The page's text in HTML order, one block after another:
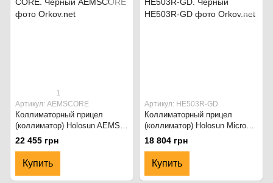
1
Артикул: AEMSCORE
Коллиматорный прицел
(коллиматор) Holosun AEMS
CORE. Чёрный
22 455 грн
Купить
Артикул: HE503R-GD
Коллиматорный прицел
(коллиматор) Holosun Micro
HE503R-GD. Чёрный
18 804 грн
Купить